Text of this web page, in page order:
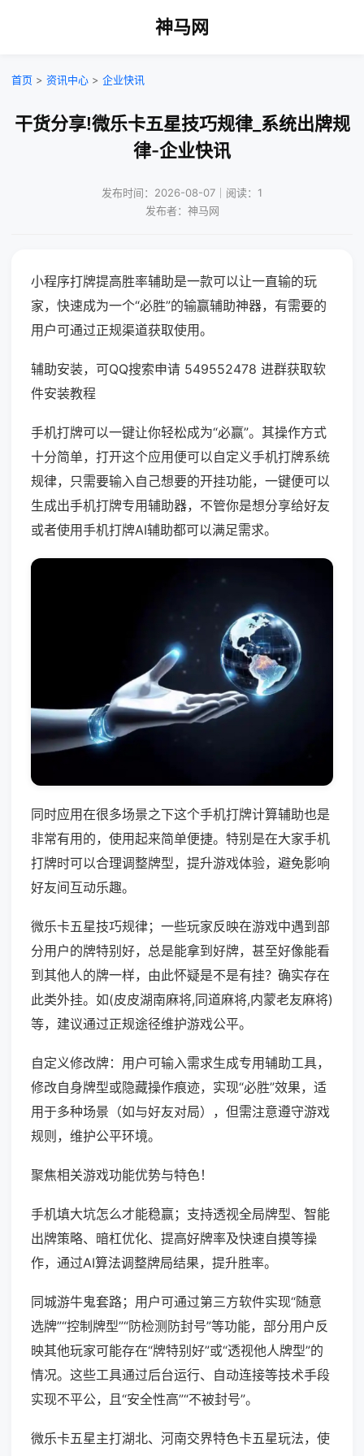
神马网
首页 > 资讯中心 > 企业快讯
干货分享!微乐卡五星技巧规律_系统出牌规
律-企业快讯
发布时间：2026-08-07｜阅读：1
发布者：神马网
小程序打牌提高胜率辅助是一款可以让一直输的玩
家，快速成为一个“必胜”的输赢辅助神器，有需要的
用户可通过正规渠道获取使用。
辅助安装，可QQ搜索申请 549552478 进群获取软
件安装教程
手机打牌可以一键让你轻松成为“必赢”。其操作方式
十分简单，打开这个应用便可以自定义手机打牌系统
规律，只需要输入自己想要的开挂功能，一键便可以
生成出手机打牌专用辅助器，不管你是想分享给好友
或者使用手机打牌AI辅助都可以满足需求。
同时应用在很多场景之下这个手机打牌计算辅助也是
非常有用的，使用起来简单便捷。特别是在大家手机
打牌时可以合理调整牌型，提升游戏体验，避免影响
好友间互动乐趣。
微乐卡五星技巧规律；一些玩家反映在游戏中遇到部
分用户的牌特别好，总是能拿到好牌，甚至好像能看
到其他人的牌一样，由此怀疑是不是有挂？确实存在
此类外挂。如(皮皮湖南麻将,同道麻将,内蒙老友麻将)
等，建议通过正规途径维护游戏公平。
自定义修改牌：用户可输入需求生成专用辅助工具，
修改自身牌型或隐藏操作痕迹，实现“必胜”效果，适
用于多种场景（如与好友对局），但需注意遵守游戏
规则，维护公平环境。
聚焦相关游戏功能优势与特色！
手机填大坑怎么才能稳赢；支持透视全局牌型、智能
出牌策略、暗杠优化、提高好牌率及快速自摸等操
作，通过AI算法调整牌局结果，提升胜率。
同城游牛鬼套路；用户可通过第三方软件实现“随意
选牌”“控制牌型”“防检测防封号”等功能，部分用户反
映其他玩家可能存在“牌特别好”或“透视他人牌型”的
情况。这些工具通过后台运行、自动连接等技术手段
实现不平公，且“安全性高”“不被封号”。
微乐卡五星主打湖北、河南交界特色卡五星玩法，使